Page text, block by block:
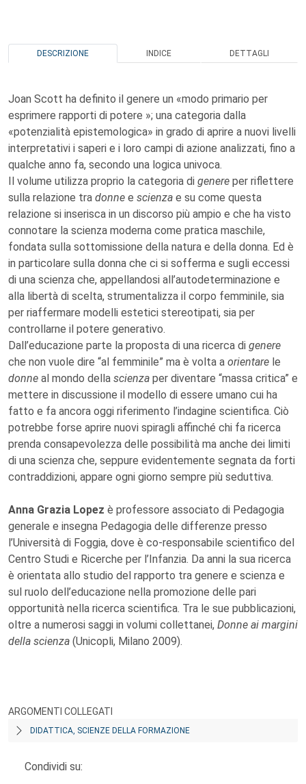
DESCRIZIONE INDICE DETTAGLI
Joan Scott ha definito il genere un «modo primario per
esprimere rapporti di potere »; una categoria dalla
«potenzialità epistemologica» in grado di aprire a nuovi livelli
interpretativi i saperi e i loro campi di azione analizzati, fino a
qualche anno fa, secondo una logica univoca.
Il volume utilizza proprio la categoria di genere per riflettere
sulla relazione tra donne e scienza e su come questa
relazione si inserisca in un discorso più ampio e che ha visto
connotare la scienza moderna come pratica maschile,
fondata sulla sottomissione della natura e della donna. Ed è
in particolare sulla donna che ci si sofferma e sugli eccessi
di una scienza che, appellandosi all’autodeterminazione e
alla libertà di scelta, strumentalizza il corpo femminile, sia
per riaffermare modelli estetici stereotipati, sia per
controllarne il potere generativo.
Dall’educazione parte la proposta di una ricerca di genere
che non vuole dire “al femminile” ma è volta a orientare le
donne al mondo della scienza per diventare “massa critica” e
mettere in discussione il modello di essere umano cui ha
fatto e fa ancora oggi riferimento l’indagine scientifica. Ciò
potrebbe forse aprire nuovi spiragli affinché chi fa ricerca
prenda consapevolezza delle possibilità ma anche dei limiti
di una scienza che, seppure evidentemente segnata da forti
contraddizioni, appare ogni giorno sempre più seduttiva.
Anna Grazia Lopez è professore associato di Pedagogia
generale e insegna Pedagogia delle differenze presso
l’Università di Foggia, dove è co-responsabile scientifico del
Centro Studi e Ricerche per l’Infanzia. Da anni la sua ricerca
è orientata allo studio del rapporto tra genere e scienza e
sul ruolo dell’educazione nella promozione delle pari
opportunità nella ricerca scientifica. Tra le sue pubblicazioni,
oltre a numerosi saggi in volumi collettanei, Donne ai margini
della scienza (Unicopli, Milano 2009).
ARGOMENTI COLLEGATI
DIDATTICA, SCIENZE DELLA FORMAZIONE
Condividi su: